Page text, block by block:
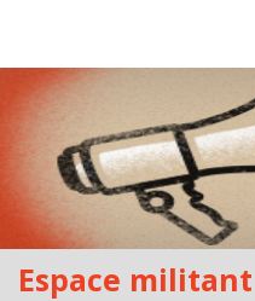
Espace militant